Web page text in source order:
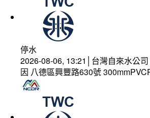
停水
2026-08-06, 13:21│台灣自來水公司
因 八德區興豐路630號